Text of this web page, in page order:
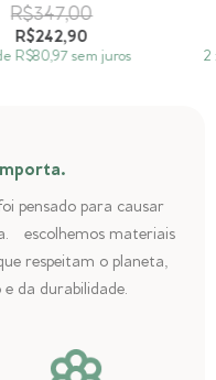
R$347,00
R$242,90
R$80,97 sem juros 2
pensado para causar
escolhemos materiais
respeitam o planeta,
da durabilidade.